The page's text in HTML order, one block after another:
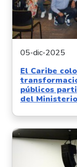
05-dic-2025
El Caribe
públicos
del